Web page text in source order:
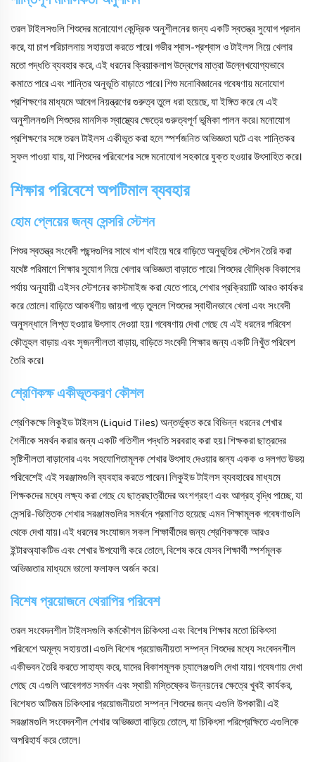
তরল টাইলসগুলি শিশুদের মনোযোগ কেন্দ্রিক অনুশীলনের জন্য একটি স্বতন্ত্র সুযোগ প্রদান
করে, যা চাপ পরিচালনায় সহায়তা করতে পারে। গভীর শ্বাস-প্রশ্বাস ও টাইলস নিয়ে খেলার
মতো পদ্ধতি ব্যবহার করে, এই ধরনের ক্রিয়াকলাপ উদ্বেগের মাত্রা উল্লেখযোগ্যভাবে
কমাতে পারে এবং শান্তির অনুভূতি বাড়াতে পারে। শিশু মনোবিজ্ঞানের গবেষণায় মনোযোগ
প্রশিক্ষণের মাধ্যমে আবেগ নিয়ন্ত্রণের গুরুত্ব তুলে ধরা হয়েছে, যা ইঙ্গিত করে যে এই
অনুশীলনগুলি শিশুদের মানসিক স্বাস্থ্যের ক্ষেত্রে গুরুত্বপূর্ণ ভূমিকা পালন করে। মনোযোগ
প্রশিক্ষণের সঙ্গে তরল টাইলস একীভূত করা হলে স্পর্শজনিত অভিজ্ঞতা ঘটে এবং শান্তিকর
সুফল পাওয়া যায়, যা শিশুদের পরিবেশের সঙ্গে মনোযোগ সহকারে যুক্ত হওয়ার উৎসাহিত করে।
শিক্ষার পরিবেশে অপটিমাল ব্যবহার
হোম প্লেয়ের জন্য সেন্সরি স্টেশন
শিশুর স্বতন্ত্র সংবেদী পছন্দগুলির সাথে খাপ খাইয়ে ঘরে বাড়িতে অনুভূতির স্টেশন তৈরি করা
যথেষ্ট পরিমাণে শিক্ষার সুযোগ নিয়ে খেলার অভিজ্ঞতা বাড়াতে পারে। শিশুদের বৌদ্ধিক বিকাশের
পর্যায় অনুযায়ী এইসব স্টেশনের কাস্টমাইজ করা যেতে পারে, শেখার প্রক্রিয়াটি আরও কার্যকর
করে তোলে। বাড়িতে আকর্ষণীয় জায়গা গড়ে তুললে শিশুদের স্বাধীনভাবে খেলা এবং সংবেদী
অনুসন্ধানে লিপ্ত হওয়ার উৎসাহ দেওয়া হয়। গবেষণায় দেখা গেছে যে এই ধরনের পরিবেশ
কৌতূহল বাড়ায় এবং সৃজনশীলতা বাড়ায়, বাড়িতে সংবেদী শিক্ষার জন্য একটি নিখুঁত পরিবেশ
তৈরি করে।
শ্রেণিকক্ষ একীভূতকরণ কৌশল
শ্রেণিকক্ষে লিকুইড টাইলস (Liquid Tiles) অন্তর্ভুক্ত করে বিভিন্ন ধরনের শেখার
শৈলীকে সমর্থন করার জন্য একটি গতিশীল পদ্ধতি সরবরাহ করা হয়। শিক্ষকরা ছাত্রদের
সৃষ্টিশীলতা বাড়ানোর এবং সহযোগিতামূলক শেখার উৎসাহ দেওয়ার জন্য একক ও দলগত উভয়
পরিবেশেই এই সরঞ্জামগুলি ব্যবহার করতে পারেন। লিকুইড টাইলস ব্যবহারের মাধ্যমে
শিক্ষকদের মধ্যে লক্ষ্য করা গেছে যে ছাত্রছাত্রীদের অংশগ্রহণ এবং আগ্রহ বৃদ্ধি পাচ্ছে, যা
সেন্সরি-ভিত্তিক শেখার সরঞ্জামগুলির সমর্থনে প্রমাণিত হয়েছে এমন শিক্ষামূলক গবেষণাগুলি
থেকে দেখা যায়। এই ধরনের সংযোজন সকল শিক্ষার্থীদের জন্য শ্রেণিকক্ষকে আরও
ইন্টারঅ্যাকটিভ এবং শেখার উপযোগী করে তোলে, বিশেষ করে যেসব শিক্ষার্থী স্পর্শমূলক
অভিজ্ঞতার মাধ্যমে ভালো ফলাফল অর্জন করে।
বিশেষ প্রয়োজনে থেরাপির পরিবেশ
তরল সংবেদনশীল টাইলসগুলি কর্মকৌশল চিকিৎসা এবং বিশেষ শিক্ষার মতো চিকিৎসা
পরিবেশে অমূল্য সহায়তা। এগুলি বিশেষ প্রয়োজনীয়তা সম্পন্ন শিশুদের মধ্যে সংবেদনশীল
একীভবন তৈরি করতে সাহায্য করে, যাদের বিকাশমূলক চ্যালেঞ্জগুলি দেখা যায়। গবেষণায় দেখা
গেছে যে এগুলি আবেগগত সমর্থন এবং স্থায়ী মস্তিষ্কের উন্নয়নের ক্ষেত্রে খুবই কার্যকর,
বিশেষত অটিজম চিকিৎসার প্রয়োজনীয়তা সম্পন্ন শিশুদের জন্য এগুলি উপকারী। এই
সরঞ্জামগুলি সংবেদনশীল শেখার অভিজ্ঞতা বাড়িয়ে তোলে, যা চিকিৎসা পরিপ্রেক্ষিতে এগুলিকে
অপরিহার্য করে তোলে।